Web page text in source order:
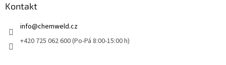
Kontakt
info@chemweld.cz
+420 725 062 600 (Po-Pá 8:00-15:00 h)